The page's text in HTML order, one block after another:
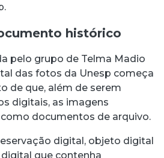
histórico
pelo grupo de Telma Madio
das fotos da Unesp começa
de que, além de serem
digitais, as imagens
documentos de arquivo.
digital, objeto digital
que contenha